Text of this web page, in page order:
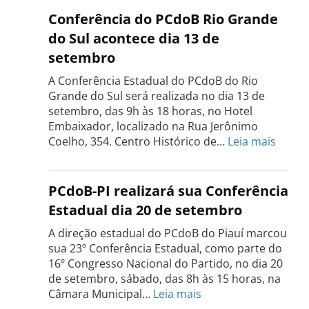
do
PCdoB
Tocantins
será
realizada
dia
18
de
setembro
Conferência do PCdoB Rio Grande
do Sul acontece dia 13 de
setembro
A Conferência Estadual do PCdoB do Rio
Grande do Sul será realizada no dia 13 de
setembro, das 9h às 18 horas, no Hotel
Embaixador, localizado na Rua Jerônimo
Coelho, 354. Centro Histórico de… Leia mais
do
PCdoB
Rio
do
Sul
dia
PCdoB-PI realizará sua Conferência
Estadual dia 20 de setembro
A direção estadual do PCdoB do Piauí marcou
sua 23º Conferência Estadual, como parte do
16º Congresso Nacional do Partido, no dia 20
de setembro, sábado, das 8h às 15 horas, na
Câmara Municipal… Leia mais